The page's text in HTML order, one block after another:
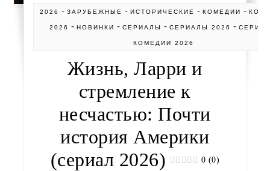
2026 -ЗАРУБЕЖНЫЕ -ИСТОРИЧЕСКИЕ -КОМЕДИИ -
2026 -НОВИНКИ -СЕРИАЛЫ -СЕРИАЛЫ 2026 -
КОМЕДИИ 2026
Жизнь, Ларри и
стремление к
несчастью: Почти
история Америки
(сериал 2026)
0 (0)